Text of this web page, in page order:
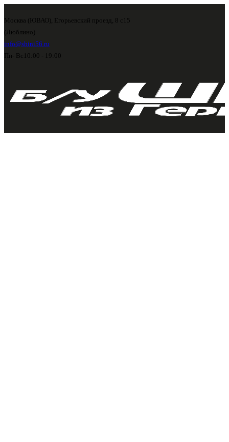
Москва (ЮВАО), Егорьевский проезд, 8 с15
(Люблино)
info@shini56.ru
Пн- Вс 10:00 - 19:00